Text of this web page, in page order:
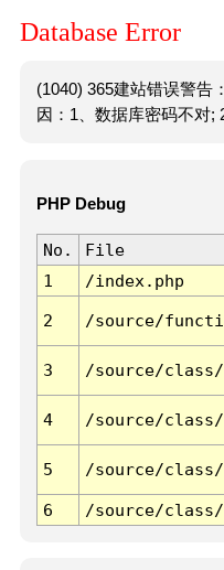
Database Error
(1040) 365建站错误警告
因：1、数据库密码不对;
PHP Debug
No. File
1
/index.php
2 /source/
3 /source/
4 /source/
5 /source/
6 /source/